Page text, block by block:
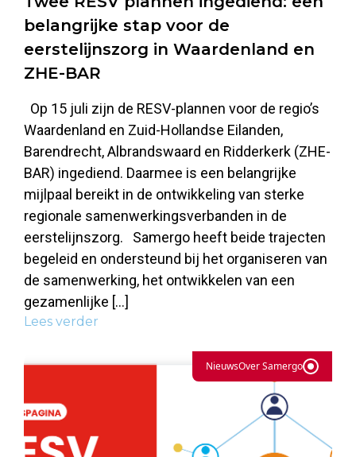
belangrijke stap voor de
eerstelijnszorg in Waardenland en
ZHE-BAR
Op 15 juli zijn de RESV-plannen voor de regio’s
Waardenland en Zuid-Hollandse Eilanden,
Barendrecht, Albrandswaard en Ridderkerk (ZHE-
BAR) ingediend. Daarmee is een belangrijke
mijlpaal bereikt in de ontwikkeling van sterke
regionale samenwerkingsverbanden in de
eerstelijnszorg. Samergo heeft beide trajecten
begeleid en ondersteund bij het organiseren van
de samenwerking, het ontwikkelen van een
gezamenlijke […]
Lees verder
NieuwsOver Samergo